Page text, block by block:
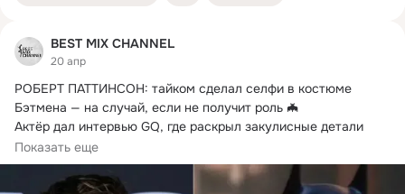
BEST MIX CHANNEL
20 апр
РОБЕРТ ПАТТИНСОН: тайком сделал селфи в костюме
Бэтмена — на случай, если не получит роль 🦇
Актёр дал интервью GQ, где раскрыл закулисные детали
кастинга на роль Тёмного рыцаря.
Показать еще